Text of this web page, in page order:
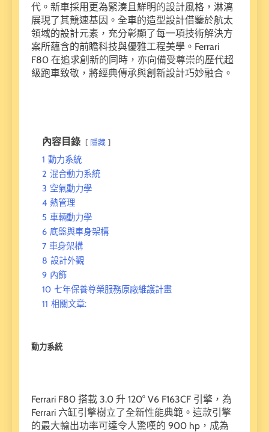
代。新車採用更為緊湊且鮮明的設計風格，淋漓
展現了其競速基因。全車的造型設計借鑒於航太
領域的設計元素，充分彰顯了每一項技術解決方
案所蘊含的前瞻科技與優雅工程美學。Ferrari
F80 在追求創新的同時，亦向備受尊崇的歷代超
級跑車致敬，將經典傳承與創新設計巧妙融合。
內容目錄 隱藏
1 動力系統
2 混合動力系統
3 空氣動力學
4 熱管理
5 車輛動力學
6 底盤與車身架構
7 車身架構
8 設計外觀
9 內飾
10 七年保養尊榮服務原廠維護計畫
11 相關文章:
動力系統
Ferrari F80 搭載 3.0 升 120° V6 F163CF 引擎，為
Ferrari 六缸引擎樹立了全新性能典範。這款引擎
的最大輸出功率可達令人驚嘆的 900 hp，成為